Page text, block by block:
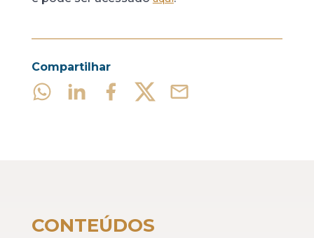
Compartilhar
CONTEÚDOS